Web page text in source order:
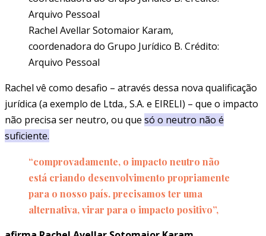
Rachel Avellar Sotomaior Karam,
coordenadora do Grupo Jurídico B. Crédito:
Arquivo Pessoal
Rachel vê como desafio – através dessa nova qualificação
jurídica (a exemplo de Ltda., S.A. e EIRELI) – que o impacto
não precisa ser neutro, ou que só o neutro não é
suficiente.
“comprovadamente, o impacto neutro não
está criando desenvolvimento propriamente
para o nosso país. precisamos ter uma
alternativa, virar para o impacto positivo”,